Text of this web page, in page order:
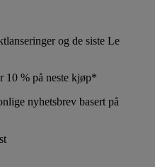
og de siste Le
10 % på neste kjøp*
nyhetsbrev basert på